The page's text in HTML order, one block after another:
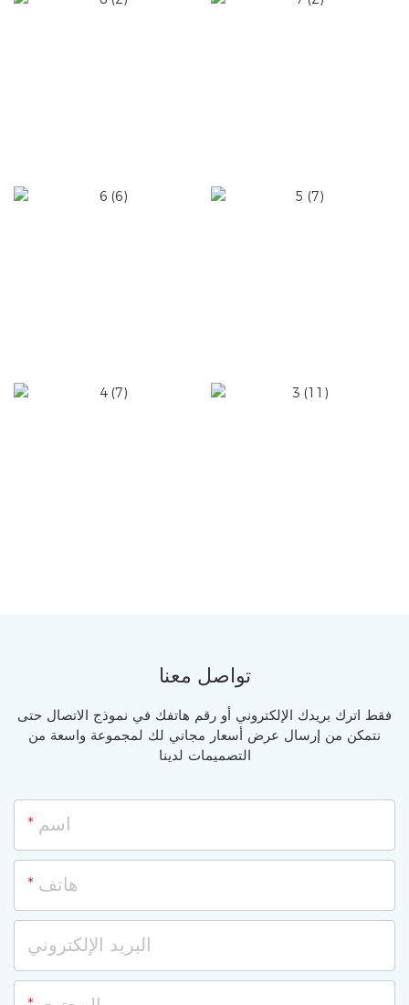
تواصل معنا
فقط اترك بريدك الإلكتروني أو رقم هاتفك في نموذج الاتصال حتى
نتمكن من إرسال عرض أسعار مجاني لك لمجموعة واسعة من
التصميمات لدينا
اسم
هاتف
البريد الإلكتروني